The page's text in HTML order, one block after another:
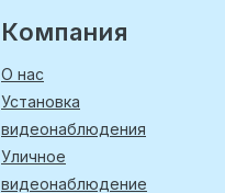
Компания
О нас
Установка
видеонаблюдения
Уличное
видеонаблюдение